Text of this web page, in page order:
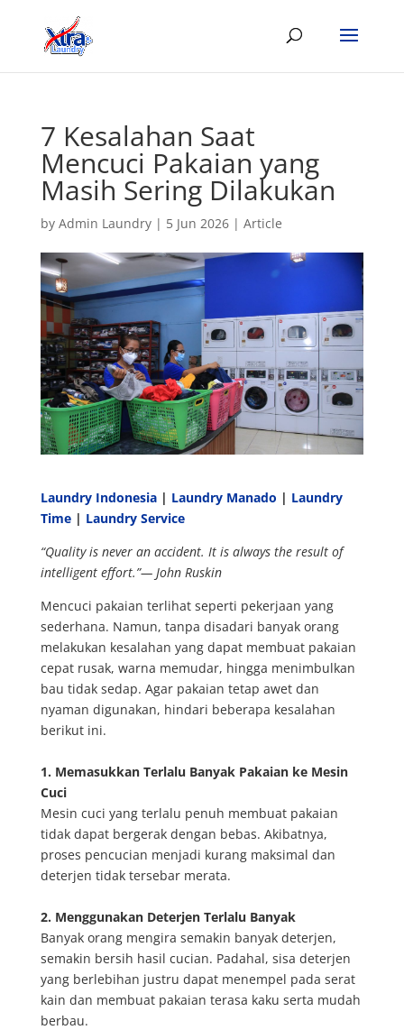
7 Kesalahan Saat
Mencuci Pakaian yang
Masih Sering Dilakukan
by Admin Laundry| 5 Jun 2026| Article
Laundry Indonesia| Laundry Manado | Laundry
Time| Laundry Service
“Quality is never an accident. It is always the result of
intelligent effort.”— John Ruskin
Mencuci pakaian terlihat seperti pekerjaan yang
sederhana. Namun, tanpa disadari banyak orang
melakukan kesalahan yang dapat membuat pakaian
cepat rusak, warna memudar, hingga menimbulkan
bau tidak sedap. Agar pakaian tetap awet dan
nyaman digunakan, hindari beberapa kesalahan
berikut ini.
1. Memasukkan Terlalu Banyak Pakaian ke Mesin
Cuci
Mesin cuci yang terlalu penuh membuat pakaian
tidak dapat bergerak dengan bebas. Akibatnya,
proses pencucian menjadi kurang maksimal dan
deterjen tidak tersebar merata.
2. Menggunakan Deterjen Terlalu Banyak
Banyak orang mengira semakin banyak deterjen,
semakin bersih hasil cucian. Padahal, sisa deterjen
yang berlebihan justru dapat menempel pada serat
kain dan membuat pakaian terasa kaku serta mudah
berbau.